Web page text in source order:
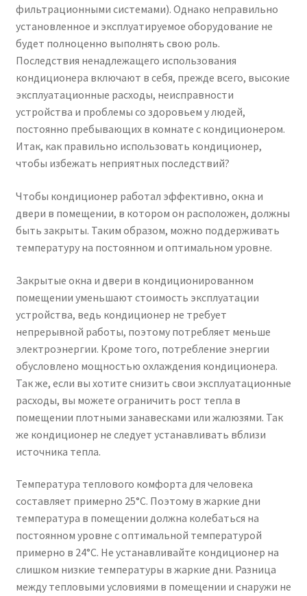
фильтрационными системами). Однако неправильно
установленное и эксплуатируемое оборудование не
будет полноценно выполнять свою роль.
Последствия ненадлежащего использования
кондиционера включают в себя, прежде всего, высокие
эксплуатационные расходы, неисправности
устройства и проблемы со здоровьем у людей,
постоянно пребывающих в комнате с кондиционером.
Итак, как правильно использовать кондиционер,
чтобы избежать неприятных последствий?
Чтобы кондиционер работал эффективно, окна и
двери в помещении, в котором он расположен, должны
быть закрыты. Таким образом, можно поддерживать
температуру на постоянном и оптимальном уровне.
Закрытые окна и двери в кондиционированном
помещении уменьшают стоимость эксплуатации
устройства, ведь кондиционер не требует
непрерывной работы, поэтому потребляет меньше
электроэнергии. Кроме того, потребление энергии
обусловлено мощностью охлаждения кондиционера.
Так же, если вы хотите снизить свои эксплуатационные
расходы, вы можете ограничить рост тепла в
помещении плотными занавесками или жалюзями. Так
же кондиционер не следует устанавливать вблизи
источника тепла.
Температура теплового комфорта для человека
составляет примерно 25°C. Поэтому в жаркие дни
температура в помещении должна колебаться на
постоянном уровне с оптимальной температурой
примерно в 24°C. Не устанавливайте кондиционер на
слишком низкие температуры в жаркие дни. Разница
между тепловыми условиями в помещении и снаружи не